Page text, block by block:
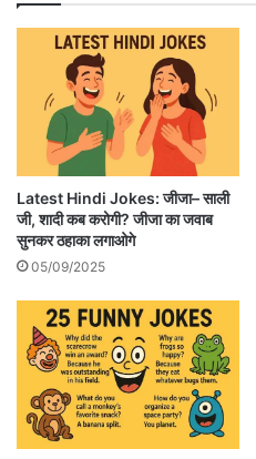
Latest Hindi Jokes: जीजा– साली
जी, शादी कब करोगी? जीजा का जवाब
सुनकर ठहाका लगाओगे
05/09/2025